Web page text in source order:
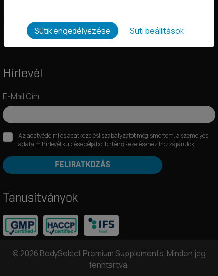
BodySelect on Instagram
Hírlevél
E-Mail Cím
Azadatvédelmi és adatkezelési szabályzatotmegismertem, a személyes
adataim hírlevél küldése céljából történő kezeléséhez hozzájárulok.
FELIRATKOZÁS
Tanusítványok
© 2026 BodySelect Premium Supplements. Minden jog
fenntartva.
Sütik engedélyezése Süti beállítások